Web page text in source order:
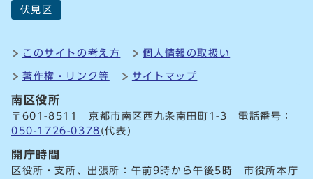
伏見区
このサイトの考え方 個人情報の取扱い
著作権・リンク等 サイトマップ
南区役所
〒601-8511 京都市南区西九条南田町1-3 電話番号：
050-1726-0378 (代表)
開庁時間
区役所・支所、出張所：午前9時から午後5時 市役所本庁